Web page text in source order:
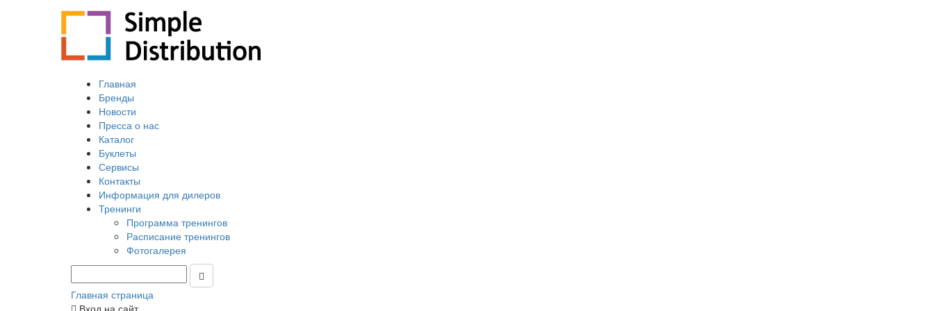
Главная
Бренды
Новости
Пресса о нас
Каталог
Буклеты
Сервисы
Контакты
Информация для дилеров
Тренинги
Программа тренингов
Расписание тренингов
Фотогалерея
Главная страница
Вход на сайт